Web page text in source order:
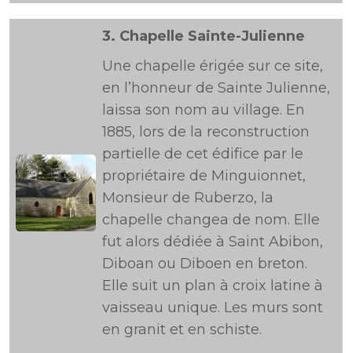
3. Chapelle Sainte-Julienne
Une chapelle érigée sur ce site,
en l’honneur de Sainte Julienne,
laissa son nom au village. En
1885, lors de la reconstruction
partielle de cet édifice par le
propriétaire de Minguionnet,
Monsieur de Ruberzo, la
chapelle changea de nom. Elle
fut alors dédiée à Saint Abibon,
Diboan ou Diboen en breton.
Elle suit un plan à croix latine à
vaisseau unique. Les murs sont
en granit et en schiste.